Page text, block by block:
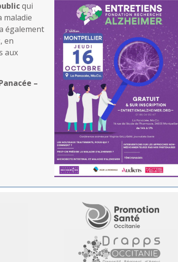
qui
maladie
également
, en
aux
–